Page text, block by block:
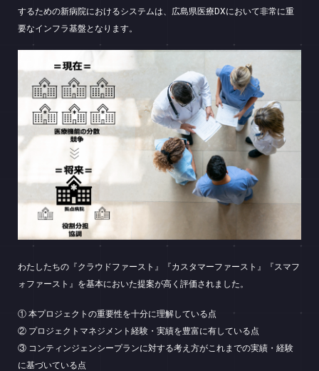
するための新病院におけるシステムは、広島県医療DXにおいて非常に重
要なインフラ基盤となります。
わたしたちの『クラウドファースト』『カスタマーファースト』『スマフ
ォファースト』を基本においた提案が高く評価されました。
① 本プロジェクトの重要性を十分に理解している点
② プロジェクトマネジメント経験・実績を豊富に有している点
③ コンティンジェンシープランに対する考え方がこれまでの実績・経験
に基づいている点